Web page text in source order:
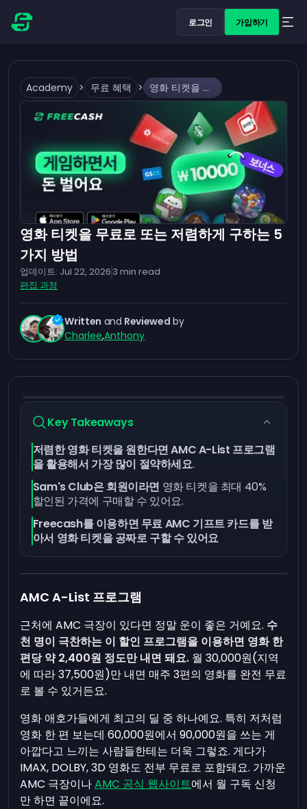
로그인 가입하기
Academy > 무료 혜택 > 영화 티켓을 무료로 또는 저렴하게 구하는 5가지 방법
영화 티켓을 무료로 또는 저렴하게 구하는 5
가지 방법
업데이트: Jul 22, 2026 3 min read
편집 과정
Written and Reviewed by
Charlee,Anthony
Key Takeaways
저렴한 영화 티켓을 원한다면 AMC A-List 프로그램
을 활용해서 가장 많이 절약하세요.
Sam's Club은 회원이라면 영화 티켓을 최대 40%
할인된 가격에 구매할 수 있어요.
Freecash를 이용하면 무료 AMC 기프트 카드를 받
아서 영화 티켓을 공짜로 구할 수 있어요
AMC A-List 프로그램
근처에 AMC 극장이 있다면 정말 운이 좋은 거예요. 수
천 명이 극찬하는 이 할인 프로그램을 이용하면 영화 한
편당 약 2,400원 정도만 내면 돼요. 월 30,000원(지역
에 따라 37,500원)만 내면 매주 3편의 영화를 완전 무료
로 볼 수 있거든요.
영화 애호가들에게 최고의 딜 중 하나예요. 특히 저처럼
영화 한 편 보는데 60,000원에서 90,000원을 쓰는 게
아깝다고 느끼는 사람들한테는 더욱 그렇죠. 게다가
IMAX, DOLBY, 3D 영화도 전부 무료로 포함돼요. 가까운
AMC 극장이나AMC 공식 웹사이트에서 월 구독 신청
만 하면 끝이에요.